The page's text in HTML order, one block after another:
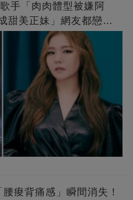
手「肉肉體型被嫌阿
美正妹」網友都戀愛
痠背痛感」瞬間消失！